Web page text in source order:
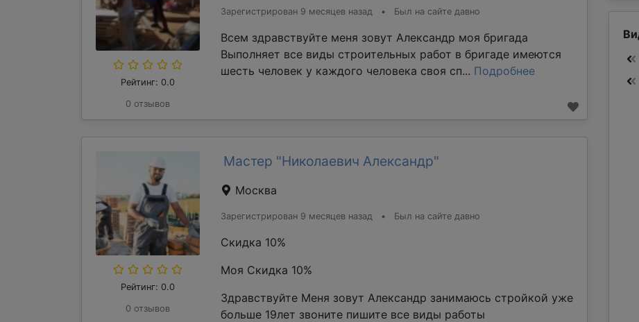
Рейтинг: 0.0
0 отзывов
Зарегистрирован 9 месяцев назад • Был на сайте давно
Всем здравствуйте меня зовут Александр моя бригада
Выполняет все виды строительных работ в бригаде имеются
шесть человек у каждого человека своя сп... Подробнее
Рейтинг: 0.0
0 отзывов
Мастер "Николаевич Александр"
Москва
Зарегистрирован 9 месяцев назад • Был на сайте давно
Скидка 10%
Моя Скидка 10%
Здравствуйте Меня зовут Александр занимаюсь стройкой уже
больше 19лет звоните пишите все виды работы